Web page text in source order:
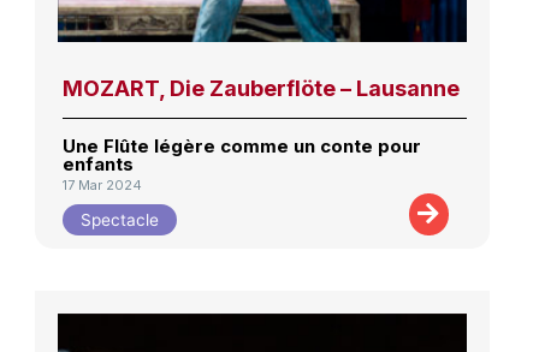
MOZART, Die Zauberflöte – Lausanne
Une Flûte légère comme un conte pour
enfants
17 Mar 2024
Spectacle